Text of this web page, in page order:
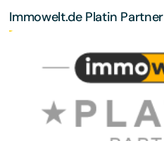
Immowelt.de Platin Partner